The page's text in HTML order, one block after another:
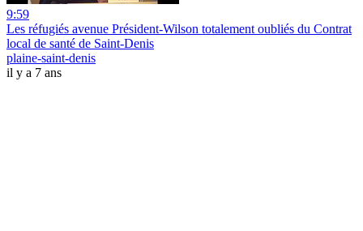
9:59
Les réfugiés avenue Président-Wilson totalement oubliés du Contrat
local de santé de Saint-Denis
plaine-saint-denis
il y a 7 ans